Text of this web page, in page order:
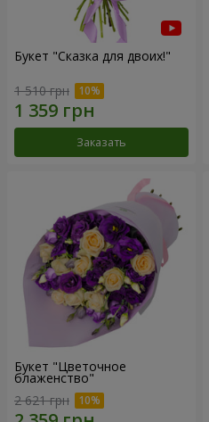
Букет "Сказка для двоих!"
1 510 грн
Заказать
Букет "Цветочное
блаженство"
2 621 грн